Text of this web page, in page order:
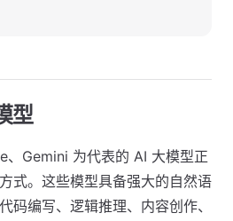
型
、Gemini 为代表的 AI 大模型正
式。这些模型具备强大的自然语
码编写、逻辑推理、内容创作、